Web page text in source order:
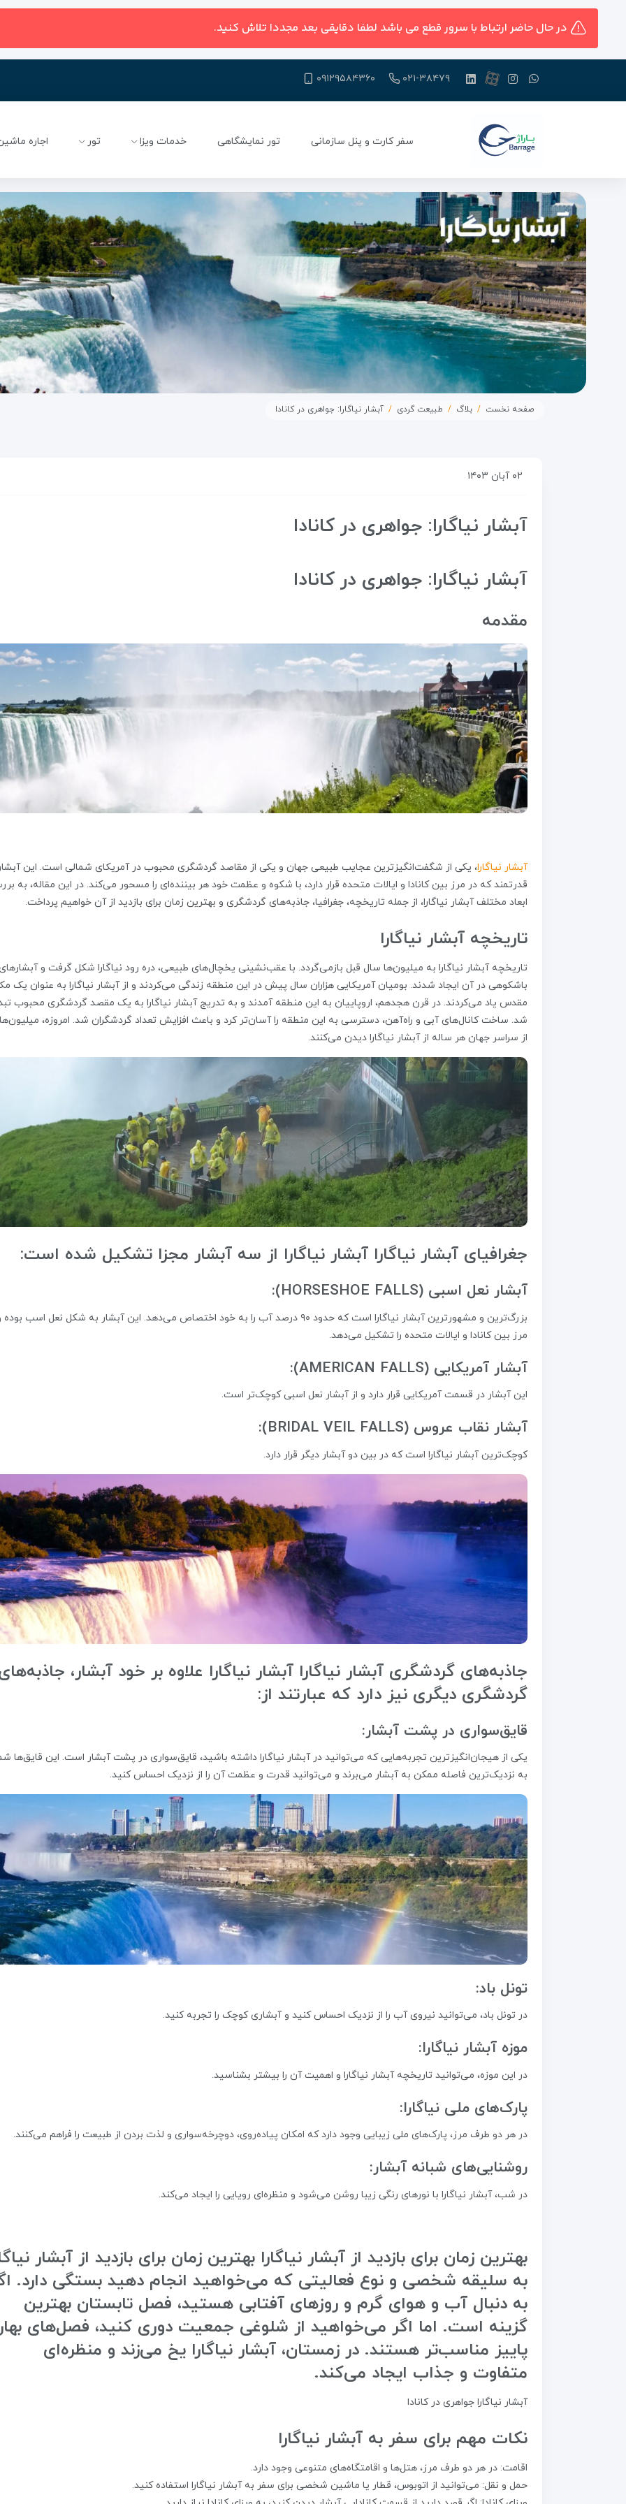
در حال حاضر ارتباط با سرور قطع می باشد لطفا دقایقی بعد مجددا تلاش کنید.
۰۲۱-۳۸۴۷۹ ۰۹۱۲۹۵۸۴۳۶۰
سفر کارت و پنل سازمانی تور نمایشگاهی خدمات ویزا تور اجاره
صفحه نخست بلاگ طبیعت گردی آبشار نیاگارا: جواهری در کانادا
۰۲ آبان ۱۴۰۳
آبشار نیاگارا: جواهری در کانادا
آبشار نیاگارا: جواهری در کانادا
مقدمه
آبشار نیاگارا، یکی از شگفت‌انگیزترین عجایب طبیعی جهان و یکی از مقاصد گردشگری محبوب در آمریکای شمالی است. این
قدرتمند که در مرز بین کانادا و ایالات متحده قرار دارد، با شکوه و عظمت خود هر بیننده‌ای را مسحور می‌کند. در این مقاله، به
ابعاد مختلف آبشار نیاگارا، از جمله تاریخچه، جغرافیا، جاذبه‌های گردشگری و بهترین زمان برای بازدید از آن خواهیم پرداخت.
تاریخچه آبشار نیاگارا
تاریخچه آبشار نیاگارا به میلیون‌ها سال قبل بازمی‌گردد. با عقب‌نشینی یخچال‌های طبیعی، دره رود نیاگارا شکل گرفت و
باشکوهی در آن ایجاد شدند. بومیان آمریکایی هزاران سال پیش در این منطقه زندگی می‌کردند و از آبشار نیاگارا به عنوان یک
مقدس یاد می‌کردند. در قرن هجدهم، اروپاییان به این منطقه آمدند و به تدریج آبشار نیاگارا به یک مقصد گردشگری محبوب
شد. ساخت کانال‌های آبی و راه‌آهن، دسترسی به این منطقه را آسان‌تر کرد و باعث افزایش تعداد گردشگران شد. امروزه،
از سراسر جهان هر ساله از آبشار نیاگارا دیدن می‌کنند.
جغرافیای آبشار نیاگارا آبشار نیاگارا از سه آبشار مجزا تشکیل شده است:
آبشار نعل اسبی (HORSESHOE FALLS):
بزرگ‌ترین و مشهورترین آبشار نیاگارا است که حدود ۹۰ درصد آب را به خود اختصاص می‌دهد. این آبشار به شکل نعل اسب
مرز بین کانادا و ایالات متحده را تشکیل می‌دهد.
آبشار آمریکایی (AMERICAN FALLS):
این آبشار در قسمت آمریکایی قرار دارد و از آبشار نعل اسبی کوچک‌تر است.
آبشار نقاب عروس (BRIDAL VEIL FALLS):
کوچک‌ترین آبشار نیاگارا است که در بین دو آبشار دیگر قرار دارد.
جاذبه‌های گردشگری آبشار نیاگارا آبشار نیاگارا علاوه بر خود آبشار،
گردشگری دیگری نیز دارد که عبارتند از:
قایق‌سواری در پشت آبشار:
یکی از هیجان‌انگیزترین تجربه‌هایی که می‌توانید در آبشار نیاگارا داشته باشید، قایق‌سواری در پشت آبشار است. این قایق‌ها
به نزدیک‌ترین فاصله ممکن به آبشار می‌برند و می‌توانید قدرت و عظمت آن را از نزدیک احساس کنید.
تونل باد:
در تونل باد، می‌توانید نیروی آب را از نزدیک احساس کنید و آبشاری کوچک را تجربه کنید.
موزه آبشار نیاگارا:
در این موزه، می‌توانید تاریخچه آبشار نیاگارا و اهمیت آن را بیشتر بشناسید.
پارک‌های ملی نیاگارا:
در هر دو طرف مرز، پارک‌های ملی زیبایی وجود دارد که امکان پیاده‌روی، دوچرخه‌سواری و لذت بردن از طبیعت را فراهم می‌کنند.
روشنایی‌های شبانه آبشار:
در شب، آبشار نیاگارا با نورهای رنگی زیبا روشن می‌شود و منظره‌ای رویایی را ایجاد می‌کند.
بهترین زمان برای بازدید از آبشار نیاگارا بهترین زمان برای بازدید از آبشار
به سلیقه شخصی و نوع فعالیتی که می‌خواهید انجام دهید بستگی دارد.
به دنبال آب و هوای گرم و روزهای آفتابی هستید، فصل تابستان بهترین
گزینه است. اما اگر می‌خواهید از شلوغی جمعیت دوری کنید، فصل‌های
پاییز مناسب‌تر هستند. در زمستان، آبشار نیاگارا یخ می‌زند و منظره‌ای
متفاوت و جذاب ایجاد می‌کند.
آبشار نیاگارا جواهری در کانادا
نکات مهم برای سفر به آبشار نیاگارا
اقامت: در هر دو طرف مرز، هتل‌ها و اقامتگاه‌های متنوعی وجود دارد.
حمل و نقل: می‌توانید از اتوبوس، قطار یا ماشین شخصی برای سفر به آبشار نیاگارا استفاده کنید.